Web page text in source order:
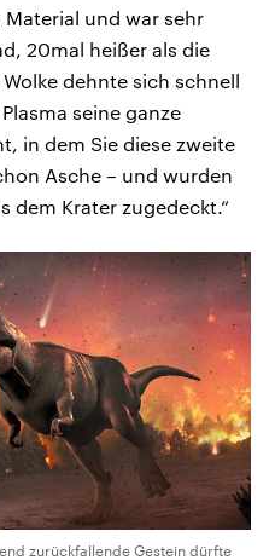
und war sehr
20mal heißer als die
dehnte sich schnell
seine ganze
in dem Sie diese zweite
Asche – und wurden
dem Krater zugedeckt.“
zurückfallende Gestein dürfte